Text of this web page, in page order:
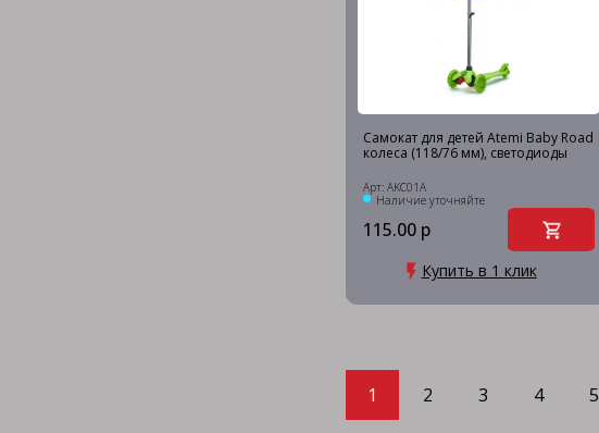
Самокат для детей Atemi Baby Road
колеса (118/76 мм), светодиоды
Арт: AKC01A
Наличие уточняйте
115.00 р
Купить в 1 клик
1 2 3 4 5